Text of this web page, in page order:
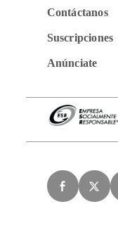
Contáctanos
Suscripciones
Anúnciate